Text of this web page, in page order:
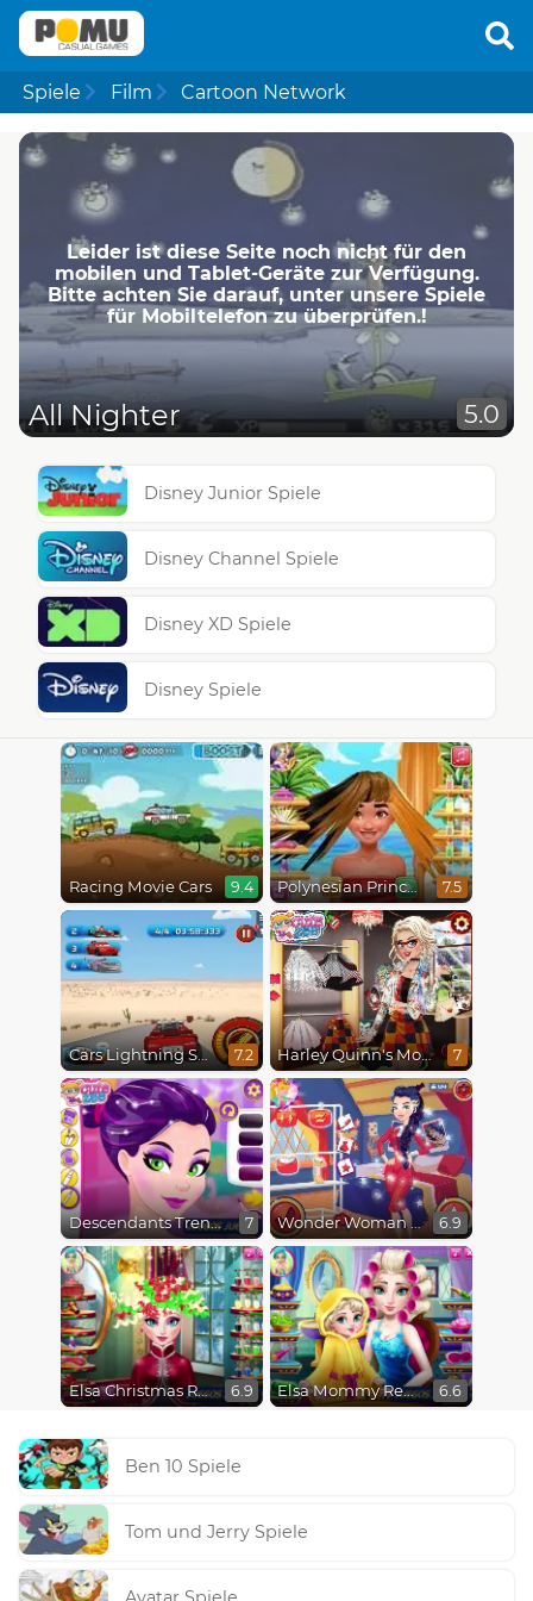
Spiele Film Cartoon Network
Leider ist diese Seite noch nicht für den
mobilen und Tablet-Geräte zur Verfügung.
Bitte achten Sie darauf, unter unsere Spiele
für Mobiltelefon zu überprüfen.!
All Nighter 5.0
Disney Junior Spiele
Disney Channel Spiele
Disney XD Spiele
Disney Spiele
Racing Movie Cars 9.4 Polynesian Princess Real Haircuts 7.5
Cars Lightning Speed 7.2 Harley Quinn's Modern Makeover 7
Descendants Trendsetters 7 Wonder Woman Fashion Event 6.9
Elsa Christmas Real Haircuts 6.9 Elsa Mommy Real Makeover 6.6
Ben 10 Spiele
Tom und Jerry Spiele